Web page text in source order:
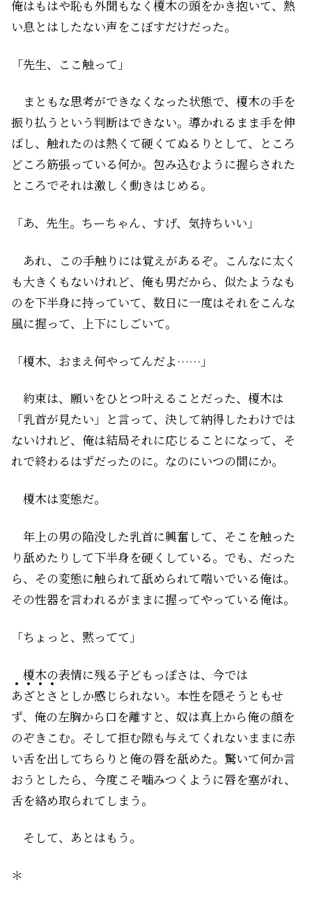
俺はもはや恥も外聞もなく榎木の頭をかき抱いて、熱
い息とはしたない声をこぼすだけだった。
「先生、ここ触って」
まともな思考ができなくなった状態で、榎木の手を
振り払うという判断はできない。導かれるまま手を伸
ばし、触れたのは熱くて硬くてぬるりとして、ところ
どころ筋張っている何か。包み込むように握らされた
ところでそれは激しく動きはじめる。
「あ、先生。ちーちゃん、すげ、気持ちいい」
あれ、この手触りには覚えがあるぞ。こんなに太く
も大きくもないけれど、俺も男だから、似たようなも
のを下半身に持っていて、数日に一度はそれをこんな
風に握って、上下にしごいて。
「榎木、おまえ何やってんだよ……」
約束は、願いをひとつ叶えることだった、榎木は
「乳首が見たい」と言って、決して納得したわけでは
ないけれど、俺は結局それに応じることになって、そ
れで終わるはずだったのに。なのにいつの間にか。
榎木は変態だ。
年上の男の陥没した乳首に興奮して、そこを触った
り舐めたりして下半身を硬くしている。でも、だった
ら、その変態に触られて舐められて喘いでいる俺は。
その性器を言われるがままに握ってやっている俺は。
「ちょっと、黙ってて」
榎木の表情に残る子どもっぽさは、今では
あざと さ としか感じられない。本性を隠そうともせ
ず、俺の左胸から口を離すと、奴は真上から俺の顔を
のぞきこむ。そして拒む隙も与えてくれないままに赤
い舌を出してちらりと俺の唇を舐めた。驚いて何か言
おうとしたら、今度こそ噛みつくように唇を塞がれ、
舌を絡め取られてしまう。
そして、あとはもう――。
＊